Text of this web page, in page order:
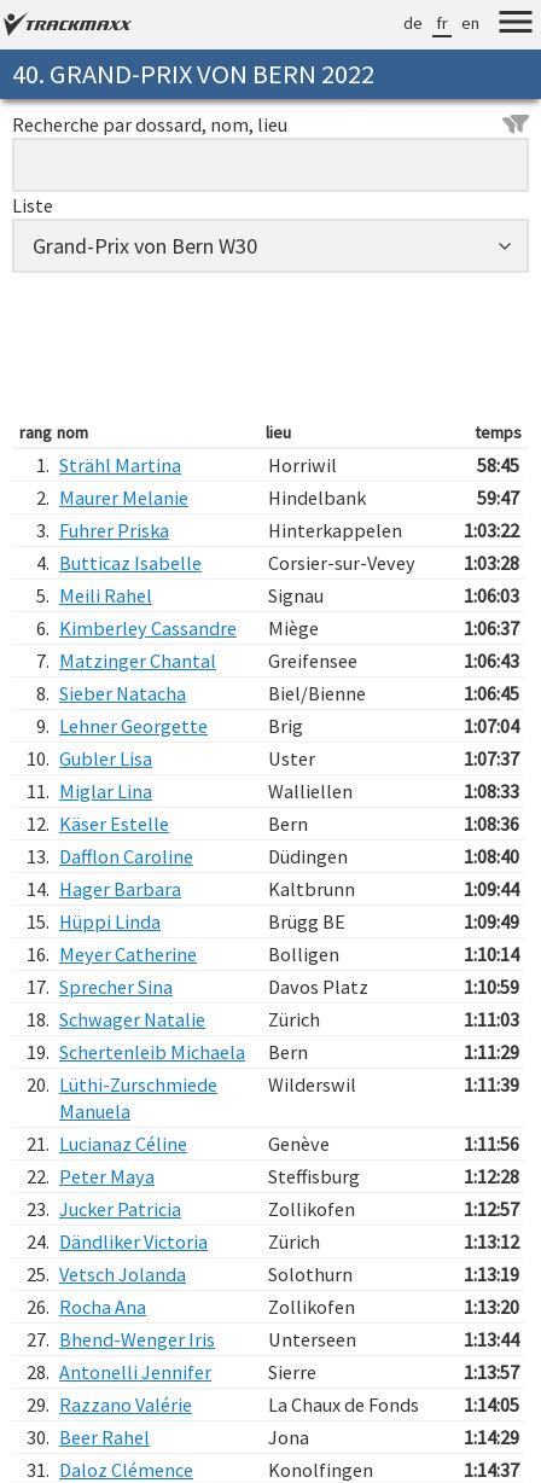
de fr en
40. GRAND-PRIX VON BERN 2022
Recherche par dossard, nom, lieu
Liste
rang nom lieu temps
1. Strähl Martina Horriwil
58:45
2. Maurer Melanie Hindelbank
59:47
3. Fuhrer Priska Hinterkappelen
1:03:22
4. Butticaz Isabelle Corsier-sur-Vevey
1:03:28
5. Meili Rahel Signau
1:06:03
6. Kimberley Cassandre Miège
1:06:37
7. Matzinger Chantal Greifensee
1:06:43
8. Sieber Natacha Biel/Bienne
1:06:45
9. Lehner Georgette Brig
1:07:04
10. Gubler Lisa Uster
1:07:37
11. Miglar Lina Walliellen
1:08:33
12. Käser Estelle Bern
1:08:36
13. Dafflon Caroline Düdingen
1:08:40
14. Hager Barbara Kaltbrunn
1:09:44
15. Hüppi Linda Brügg BE
1:09:49
16. Meyer Catherine Bolligen
1:10:14
17. Sprecher Sina Davos Platz
1:10:59
18. Schwager Natalie Zürich
1:11:03
19. Schertenleib Michaela Bern
1:11:29
20. Lüthi-Zurschmiede
Manuela
Wilderswil 1:11:39
21. Lucianaz Céline Genève
1:11:56
22. Peter Maya Steffisburg
1:12:28
23. Jucker Patricia Zollikofen
1:12:57
24. Dändliker Victoria Zürich
1:13:12
25. Vetsch Jolanda Solothurn
1:13:19
26. Rocha Ana Zollikofen
1:13:20
27. Bhend-Wenger Iris Unterseen
1:13:44
28. Antonelli Jennifer Sierre
1:13:57
29. Razzano Valérie La Chaux de Fonds
1:14:05
30. Beer Rahel Jona
1:14:29
31. Daloz Clémence Konolfingen
1:14:37